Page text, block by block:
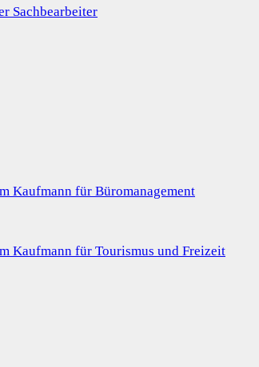
Sachbearbeiter
Kaufmann für Büromanagement
Kaufmann für Tourismus und Freizeit